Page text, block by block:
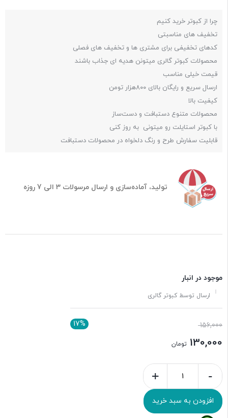
چرا از کبوتر خرید کنیم
تخفیف های مناسبتی
کدهای تخفیفی برای مشتری ها و تخفیف های فصلی
محصولات کبوتر گالری میتونن هدیه ای جذاب باشند
قیمت خیلی مناسب
ارسال سریع و رایگان بالای ۸۰۰هزار تومن
کیفیت بالا
محصولات متنوع دستبافت و دست‌ساز
با کبوتر استایلت رو میتونی به روز کنی
قابلیت سفارش طرح و رنگ دلخواه در محصولات دستبافت
تولید، آماده‌سازی و ارسال مرسولات 3 الی 7 روزه
موجود در انبار
ارسال توسط کبوتر گالری
17% 156,000
130,000 تومان
-
+
افزودن به سبد خرید